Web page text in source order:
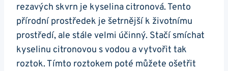
rezavých skvrn je kyselina citronová. Tento
přírodní prostředek je šetrnější k životnímu
prostředí, ale stále velmi účinný. Stačí smíchat
kyselinu citronovou s vodou a vytvořit tak
roztok. Tímto roztokem poté můžete ošetřit